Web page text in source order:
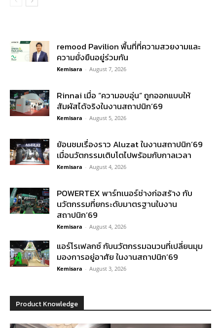
remood Pavilion พื้นที่ที่ความสวยงามและ
ความยั่งยืนอยู่ร่วมกัน
Kemisara - August 7, 2026
Rinnai เมื่อ “ความอบอุ่น” ถูกออกแบบให้
สัมผัสได้จริงในงานสถาปนิก’69
Kemisara - August 5, 2026
ย้อนชมเรื่องราว Aluzat ในงานสถาปนิก’69
เมื่อนวัตกรรมเติบโตไปพร้อมกับกาลเวลา
Kemisara - August 4, 2026
POWERTEX พาร์ทเนอร์ช่างก่อสร้าง กับ
นวัตกรรมที่ยกระดับมาตรฐานในงาน
สถาปนิก’69
Kemisara - August 4, 2026
แอร์โรเฟลกซ์ กับนวัตกรรมฉนวนที่เปลี่ยนมุม
มองการอยู่อาศัย ในงานสถาปนิก’69
Kemisara - August 3, 2026
Product Knowledge